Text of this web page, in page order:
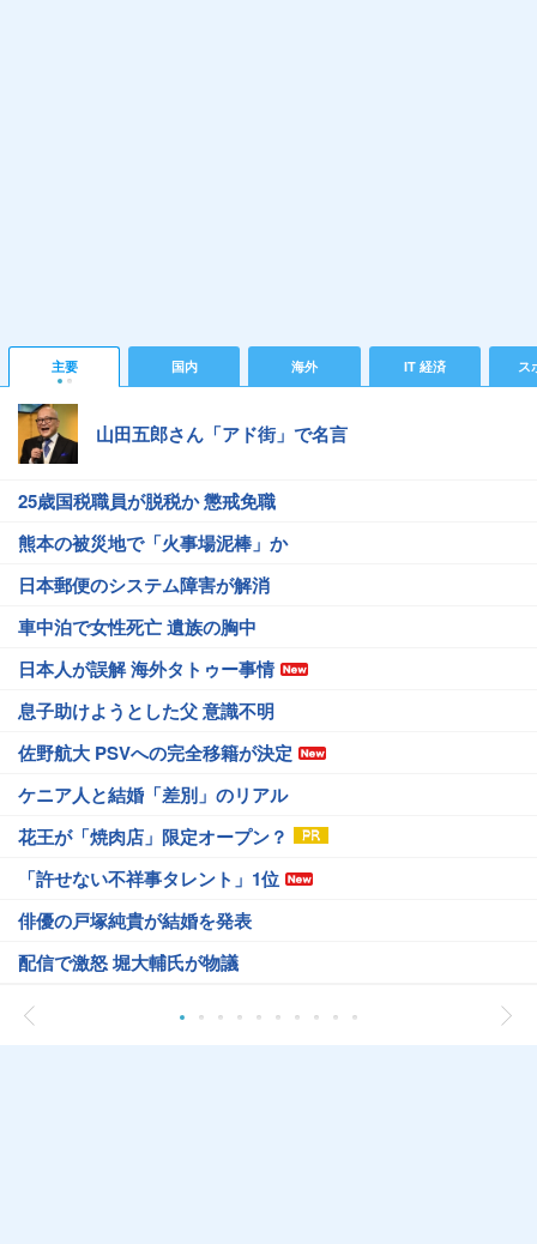
主要 国内 海外 IT 経済 ス
山田五郎さん「アド街」で名言
25歳国税職員が脱税か 懲戒免職
熊本の被災地で「火事場泥棒」か
日本郵便のシステム障害が解消
車中泊で女性死亡 遺族の胸中
日本人が誤解 海外タトゥー事情
息子助けようとした父 意識不明
佐野航大 PSVへの完全移籍が決定
ケニア人と結婚「差別」のリアル
花王が「焼肉店」限定オープン？
「許せない不祥事タレント」1位
俳優の戸塚純貴が結婚を発表
配信で激怒 堀大輔氏が物議